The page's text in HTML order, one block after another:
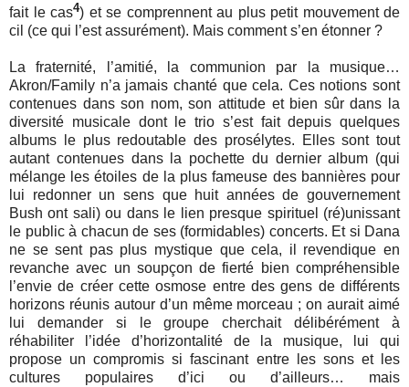
fait le cas4) et se comprennent au plus petit mouvement de
cil (ce qui l’est assurément). Mais comment s’en étonner ?
La fraternité, l’amitié, la communion par la musique…
Akron/Family n’a jamais chanté que cela. Ces notions sont
contenues dans son nom, son attitude et bien sûr dans la
diversité musicale dont le trio s’est fait depuis quelques
albums le plus redoutable des prosélytes. Elles sont tout
autant contenues dans la pochette du dernier album (qui
mélange les étoiles de la plus fameuse des bannières pour
lui redonner un sens que huit années de gouvernement
Bush ont sali) ou dans le lien presque spirituel (ré)unissant
le public à chacun de ses (formidables) concerts. Et si Dana
ne se sent pas plus mystique que cela, il revendique en
revanche avec un soupçon de fierté bien compréhensible
l’envie de créer cette osmose entre des gens de différents
horizons réunis autour d’un même morceau ; on aurait aimé
lui demander si le groupe cherchait délibérément à
réhabiliter l’idée d’horizontalité de la musique, lui qui
propose un compromis si fascinant entre les sons et les
cultures populaires d’ici ou d’ailleurs… mais